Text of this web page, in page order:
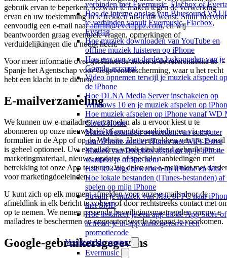
verbinden met Evermusic, Flacbox of
Hoe de interne opslag van Bluesound
te verbinden vanuit Evermusic, Flacbox,
Evertag
Hoe muziek downloaden van YouTube en
offline muziek luisteren op iPhone
Hoe een app van derden loskoppelen van je
Google-account
Video opnemen terwijl je muziek afspeelt op
de iPhone
Hoe DLNA Media Server inschakelen op
Windows 10 en je muziek afspelen op
Hoe muziek afspelen op iPhone vanaf WD
Cloud Home
Muziekbestanden overzetten van computer
naar iPhone zonder iTunes met WiFi-Drive
Muziek van Dropbox afspelen op je iPhone
wanneer je offline bent
Hoe ID3-tags bewerken op iPhone en Mac
Hoe lokale bestanden (iTunes-bestanden) af
spelen op mijn iPhone
Stream je muziek van Mac of PC naar
met SMB
Hoe installeer je een app uit de App Store of
activeer je in-app aankopen met een
promotiecode
Veelgestelde vragen
Evermusic
gebruik ervan te beperken, bezwaar te maken tegen de verwerking
ervan en uw toestemming in te trekken als u dat wenst. Stuur hiervoor
eenvoudig een e-mail naaradmin@everappz.com, en wij
beantwoorden graag eventuele vragen, opmerkingen of
verduidelijkingen die u nodig heeft.
Voor meer informatie over gerelateerde zaken is de referentiesite in
Spanje het Agentschap voor Gegevensbescherming, waar u het recht
hebt een klacht in te dienen.
E-mailverzameling
We kunnen uw e-mailadres verzamelen als u ervoor kiest u te
abonneren op onze nieuwsbrief of promotieaanbiedingen via een
formulier in de App of op de Website. Het verstrekken van uw e-mail
is geheel optioneel. Uw e-mailadres wordt uitsluitend gebruikt om u
marketingmateriaal, nieuws, updates of speciale aanbiedingen met
betrekking tot onze App te sturen. We delen uw e-mail niet met
voor marketingdoeleinden.
U kunt zich op elk moment afmelden voor onze e-mails door de
afmeldlink in elk bericht te volgen of door rechtstreeks contact met
op te nemen. We nemen passende beveiligingsmaatregelen om uw e-
mailadres te beschermen en ongeautoriseerde toegang te voorkomen.
Google-gebruikersgegevens